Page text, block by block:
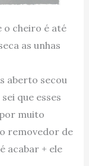
o cheiro é até
as unhas
aberto secou
que esses
muito
removedor de
acabar + ele